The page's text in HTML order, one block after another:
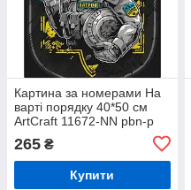
Картина за номерами На
варті порядку 40*50 см
ArtCraft 11672-NN pbn-p
265 ₴
Купити